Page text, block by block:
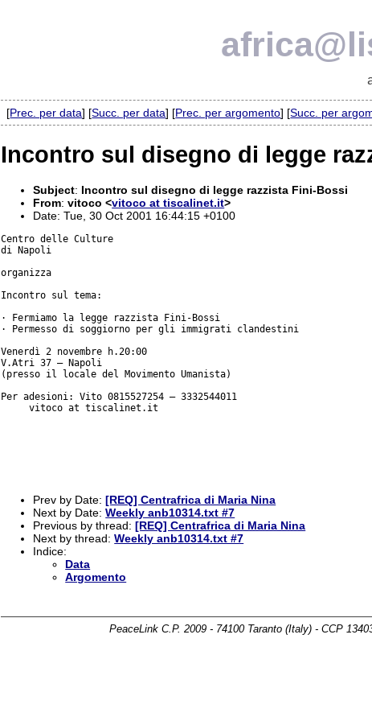
[Prec. per data] [Succ. per data] [Prec. per argomento] [Succ. per
Incontro sul disegno di legge
Subject: Incontro sul disegno di legge razzista Fini-Bossi
From:vitoco <vitoco at tiscalinet.it>
Date: Tue, 30 Oct 2001 16:44:15 +0100
Centro delle Culture
di Napoli
organizza
Incontro sul tema:
· Fermiamo la legge razzista Fini-Bossi
· Permesso di soggiorno per gli immigrati clandestini
Venerdì 2 novembre h.20:00
V.Atri 37 – Napoli
(presso il locale del Movimento Umanista)
Per adesioni: Vito 0815527254 – 3332544011
     vitoco at tiscalinet.it
Prev by Date:[REQ] Centrafrica di Maria Nina
Next by Date:Weekly anb10314.txt #7
Previous by thread:[REQ] Centrafrica di Maria Nina
Next by thread:Weekly anb10314.txt #7
Indice:
Data
Argomento
PeaceLink C.P. 2009 - 74100 Taranto (Italy) - CCP